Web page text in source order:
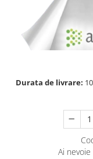
Durata de livrare:
Ai